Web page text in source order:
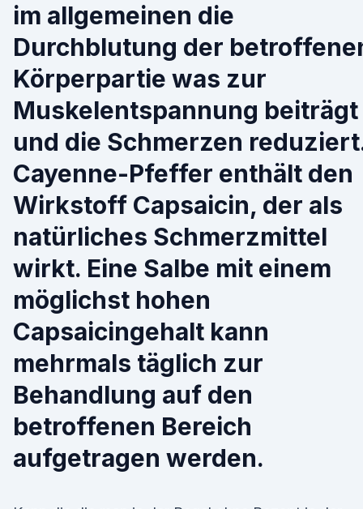
im allgemeinen die
Durchblutung der
Körperpartie was zur
Muskelentspannung beiträgt
und die Schmerzen
Cayenne-Pfeffer enthält den
Wirkstoff Capsaicin, der als
natürliches Schmerzmittel
wirkt. Eine Salbe mit einem
möglichst hohen
Capsaicingehalt kann
mehrmals täglich zur
Behandlung auf den
betroffenen Bereich
aufgetragen werden.